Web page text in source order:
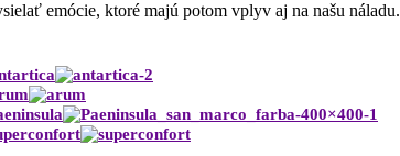
emócie, ktoré majú potom vplyv aj na našu náladu.